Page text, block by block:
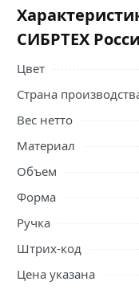
Условия доставки
категорииВедра
СИБРТЕХ
Цвет
Страна
Вес нетто
Материал
Объем
Форма
Ручка
Штрих-код
Цена указана